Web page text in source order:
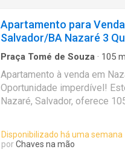
Apartamento para
Salvador/BA Nazaré 3
Praça Tomé de Souza · 105
Apartamento à venda em
Oportunidade imperdível!
Nazaré, Salvador, oferece
sua família. Localizado em
andares, no 4º andar,
Com 1 vaga de garagem e
Disponibilizado há uma semana
porChaves na mão